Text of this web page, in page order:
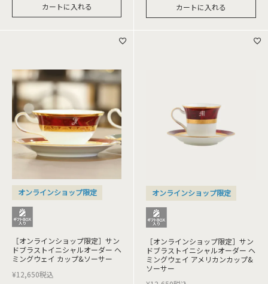
カートに入れる カートに入れる
オンラインショップ限定
［オンラインショップ限定］サン
ドブラストイニシャルオーダー ヘ
ミングウェイ カップ&ソーサー
¥12,650税込
オンラインショップ限定
［オンラインショップ限定］サン
ドブラストイニシャルオーダー ヘ
ミングウェイ アメリカンカップ&
ソーサー